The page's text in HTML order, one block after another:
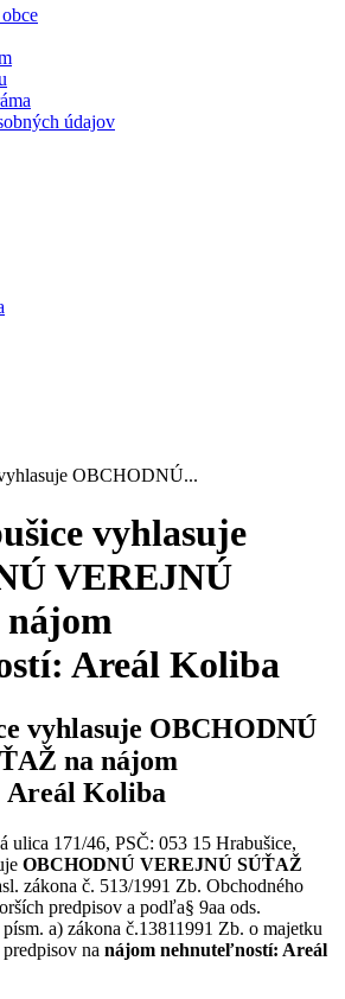
údajov
OBCHODNÚ...
vyhlasuje
VEREJNÚ
nájom
Areál Koliba
vyhlasuje OBCHODNÚ
na nájom
Areál Koliba
ulica 171/46, PSČ: 053 15 Hrabušice,
OBCHODNÚ VEREJNÚ SÚŤAŽ
zákona č. 513/1991 Zb. Obchodného
predpisov a podľa§ 9aa ods.
a) zákona č.13811991 Zb. o majetku
na nájom nehnuteľností: Areál